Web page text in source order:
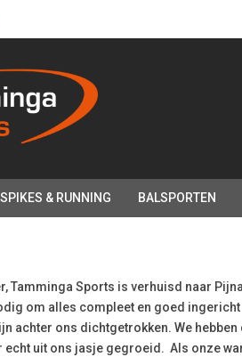
SPIKES & RUNNING BALSPORTEN
Tamminga Sports is verhuisd naar
om alles compleet en goed
achter ons dichtgetrokken. We hebben
echt uit ons jasje gegroeid. Als onze